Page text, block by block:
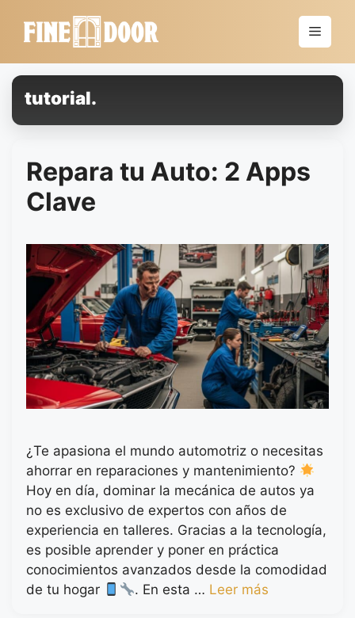
Menú
tutorial.
Repara tu Auto: 2 Apps
Clave
¿Te apasiona el mundo automotriz o necesitas
ahorrar en reparaciones y mantenimiento?
Hoy en día, dominar la mecánica de autos ya
no es exclusivo de expertos con años de
experiencia en talleres. Gracias a la tecnología,
es posible aprender y poner en práctica
conocimientos avanzados desde la comodidad
de tu hogar
. En esta … Leer más